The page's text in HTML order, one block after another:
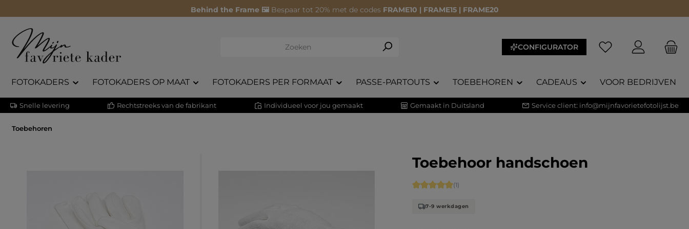
Behind the Frame 🖼️ Bespaar tot 20% met de codes FRAME10 | FRAME15 | FRAME20
CONFIGURATOR
FOTOKADERS FOTOKADERS OP MAAT FOTOKADERS PER FORMAAT PASSE-PARTOUTS TOEBEHOREN CADEAUS VOOR BEDRIJVEN
Snelle levering Rechtstreeks van de fabrikant Individueel voor jou gemaakt Gemaakt in Duitsland Service client: info@mijnfavorietefotolijst.be
Toebehoren
Toebehoor handschoen
Gemiddelde score van 5 op 5 sterren
(1)
7-9 werkdagen